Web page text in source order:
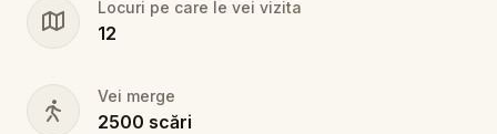
Locuri pe care le vei vizita
12
Vei merge
2500 scări